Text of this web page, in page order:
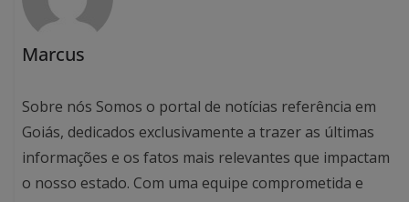
Marcus
Sobre nós Somos o portal de notícias referência em
Goiás, dedicados exclusivamente a trazer as últimas
informações e os fatos mais relevantes que impactam
o nosso estado. Com uma equipe comprometida e